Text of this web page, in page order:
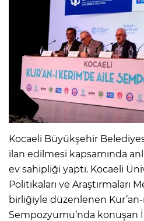
Kocaeli Büyükşehir Belediyesi,
ilan edilmesi kapsamında
ev sahipliği yaptı. Kocaeli
Politikaları ve Araştırmaları
birliğiyle düzenlenen Kur’an-
Sempozyumu’nda konuşan